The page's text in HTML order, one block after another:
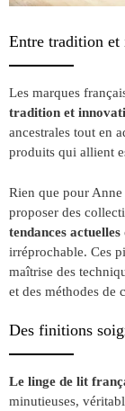
Entre tradition et
Les marques
tradition et
ancestrales tout en
produits qui allient
Rien que pour
proposer des
tendances actuelles
irréprochable. Ces
maîtrise des
et des méthodes de
Des finitions
Le linge de lit
minutieuses,